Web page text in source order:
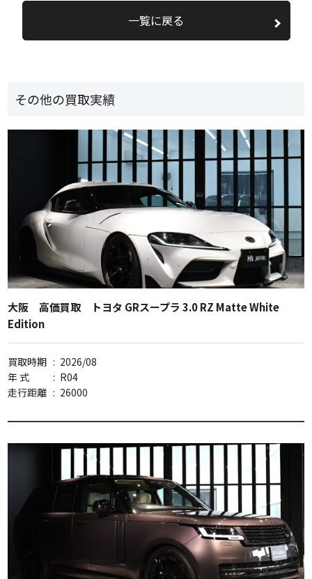
その他の買取実績
大阪 高価買取 トヨタ GRスープラ 3.0 RZ Matte White
Edition
買取時期 : 2026/08
年 式
: R04
走行距離 : 26000
一覧に戻る